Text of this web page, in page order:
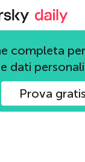
Blog
completa
dati
Prova gratis